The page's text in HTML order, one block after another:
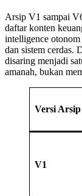
Arsip V1 sampai
daftar konten
intelligence
dan sistem cerdas.
disaring menjadi
amanah, bukan
Versi Arsip
V1